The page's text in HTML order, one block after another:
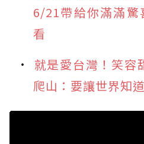
6/21帶給你滿滿驚
看
就是愛台灣！笑容
爬山：要讓世界知